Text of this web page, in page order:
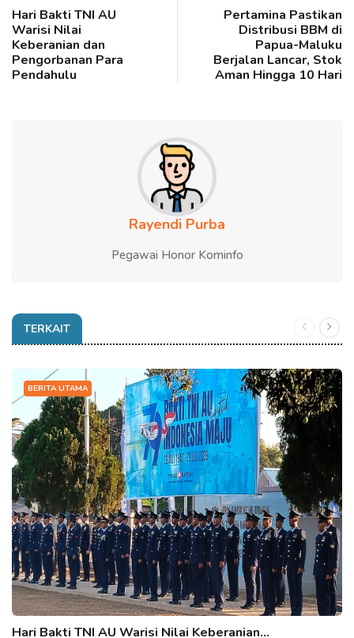
Hari Bakti TNI AU
Warisi Nilai
Keberanian dan
Pengorbanan Para
Pendahulu
Pertamina Pastikan
Distribusi BBM di
Papua-Maluku
Berjalan Lancar, Stok
Aman Hingga 10 Hari
Rayendi Purba
Pegawai Honor Kominfo
TERKAIT
BERITA UTAMA
Hari Bakti TNI AU Warisi Nilai Keberanian…